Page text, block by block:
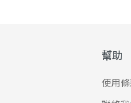
幫助
使用